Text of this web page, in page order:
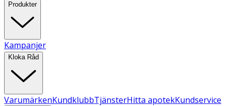
Produkter
Kampanjer
Kloka Råd
VarumärkenKundklubbTjänsterHitta apotekKundservice